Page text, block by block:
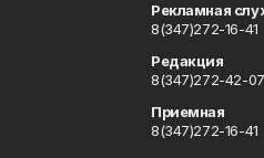
Рекламная
8(347)272-16-41
Редакция
8(347)272-42-07
Приемная
8(347)272-16-41